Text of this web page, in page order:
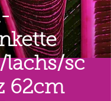
lachs/sc
62cm